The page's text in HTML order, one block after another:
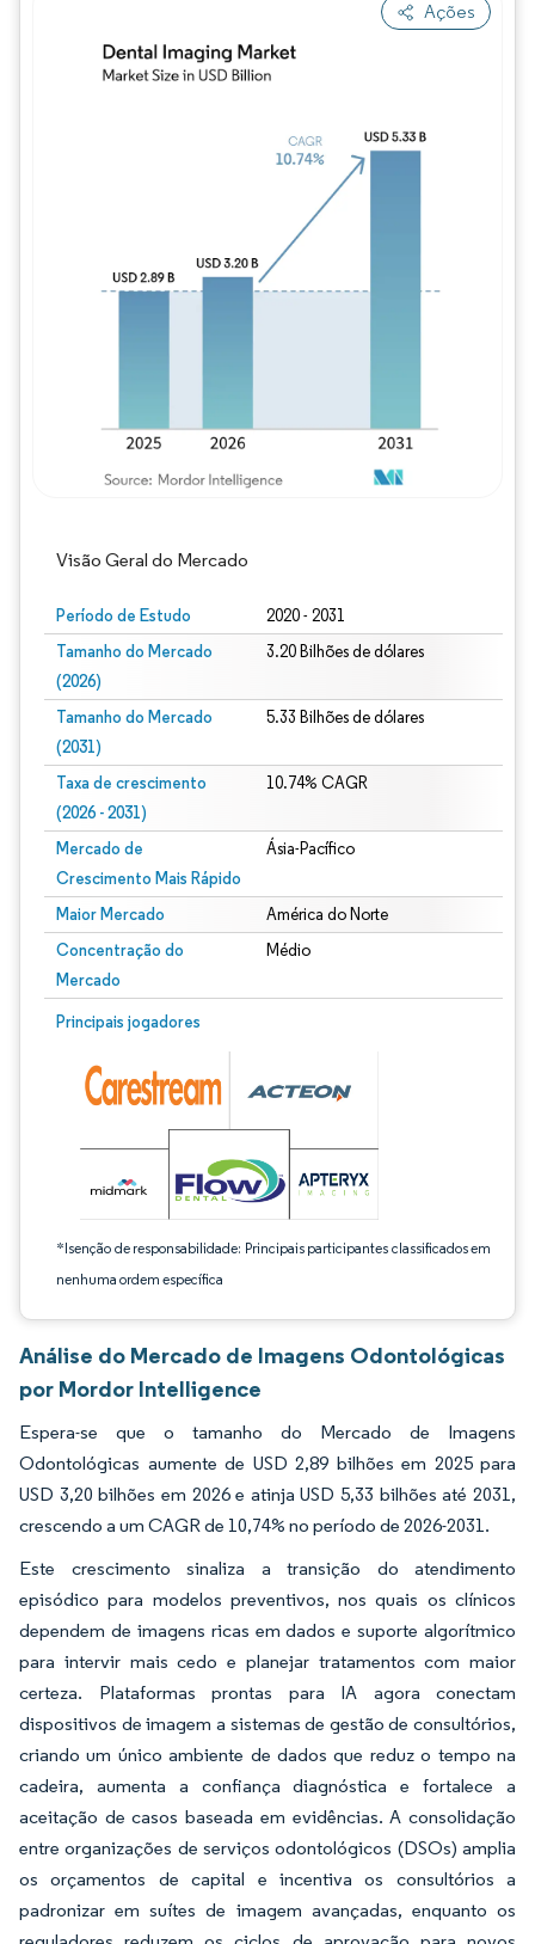
Ações
Visão Geral do Mercado
Período de Estudo 2020 - 2031
Tamanho do Mercado
(2026)
3.20 Bilhões de dólares
Tamanho do Mercado
(2031)
5.33 Bilhões de dólares
Taxa de crescimento
(2026 - 2031)
10.74% CAGR
Mercado de
Crescimento Mais Rápido
Ásia-Pacífico
Maior Mercado América do Norte
Concentração do
Mercado
Médio
Principais jogadores
*Isenção de responsabilidade: Principais participantes classificados em
nenhuma ordem específica
Imagem © Mordor Intelligence. O reuso requer atribuição conforme CC BY 4.0.
Imagem © Mordor Intelligence. O reuso
Análise do Mercado de Imagens Odontológicas
por Mordor Intelligence
Espera-se que o tamanho do Mercado de Imagens
Odontológicas aumente de USD 2,89 bilhões em 2025 para
USD 3,20 bilhões em 2026 e atinja USD 5,33 bilhões até 2031,
crescendo a um CAGR de 10,74% no período de 2026-2031.
Este crescimento sinaliza a transição do atendimento
episódico para modelos preventivos, nos quais os clínicos
dependem de imagens ricas em dados e suporte algorítmico
para intervir mais cedo e planejar tratamentos com maior
certeza. Plataformas prontas para IA agora conectam
dispositivos de imagem a sistemas de gestão de consultórios,
criando um único ambiente de dados que reduz o tempo na
cadeira, aumenta a confiança diagnóstica e fortalece a
aceitação de casos baseada em evidências. A consolidação
entre organizações de serviços odontológicos (DSOs) amplia
os orçamentos de capital e incentiva os consultórios a
padronizar em suítes de imagem avançadas, enquanto os